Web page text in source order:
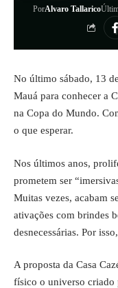
PorAlvaro Tallarico
No último sábado, 13
Mauá para conhecer a
na Copa do Mundo.
o que esperar.
Nos últimos anos,
prometem ser
Muitas vezes, acabam
ativações com brindes
desnecessárias. Por
A proposta da Casa
físico o universo criado